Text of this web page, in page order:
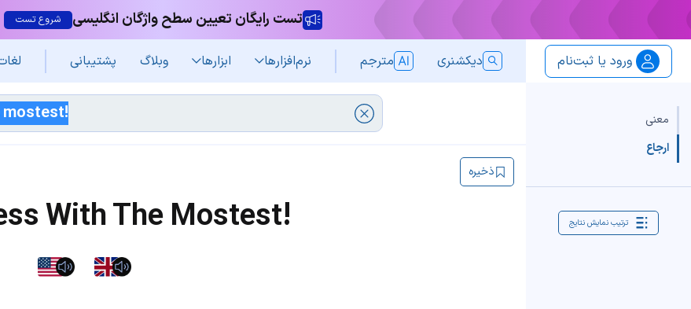
تست رایگان تعیین سطح واژگان انگلیسی شروع تست
ورود یا ثبت‌نام دیکشنری مترجم نرم‌افزار‌ها ابزارها وبلاگ پشتیبانی
معنی
ارجاع
ترتیب نمایش نتایج
ذخیره
With The Mostest!